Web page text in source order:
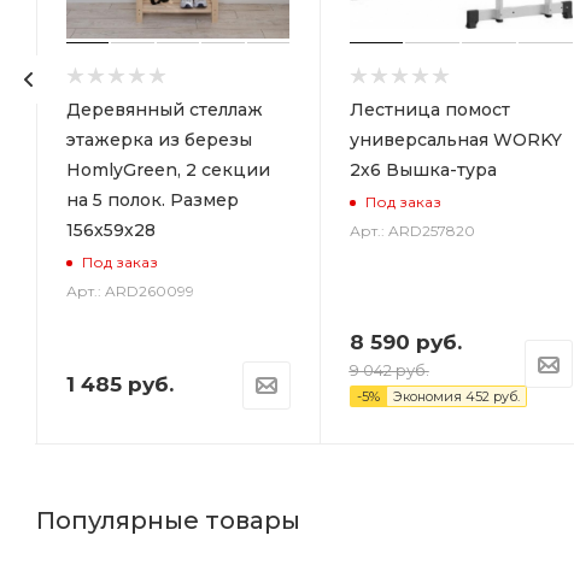
Деревянный стеллаж
этажерка из березы
HomlyGreen, 2 секции
на 5 полок. Размер
156х59х28
Под заказ
Арт.: ARD260099
1 485руб.
Лестница помост
универсальная WORKY
2х6 Вышка-тура
Под заказ
Арт.: ARD257820
8 590 руб.
9 042руб.
-5% Экономия 452руб.
Популярные товары